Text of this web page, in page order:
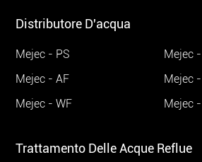
Distributore D'acqua
Mejec - PS
Mejec
Mejec - AF
Mejec
Mejec - WF
Mejec
Trattamento Delle Acque Reflue